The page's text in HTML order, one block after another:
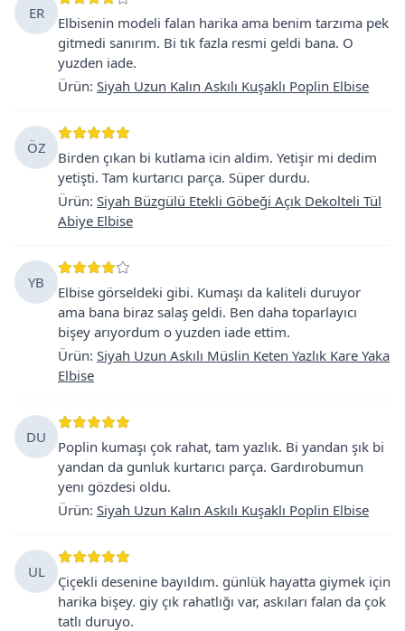
ER
Elbisenin modeli falan harika ama benim tarzıma pek
gitmedi sanırım. Bi tık fazla resmi geldi bana. O
yuzden iade.
Ürün: Siyah Uzun Kalın Askılı Kuşaklı Poplin Elbise
ÖZ
Birden çıkan bi kutlama icin aldim. Yetişir mi dedim
yetişti. Tam kurtarıcı parça. Süper durdu.
Ürün: Siyah Büzgülü Etekli Göbeği Açık Dekolteli Tül
Abiye Elbise
YB
Elbise görseldeki gibi. Kumaşı da kaliteli duruyor
ama bana biraz salaş geldi. Ben daha toparlayıcı
bişey arıyordum o yuzden iade ettim.
Ürün: Siyah Uzun Askılı Müslin Keten Yazlık Kare Yaka
Elbise
DU
Poplin kumaşı çok rahat, tam yazlık. Bi yandan şık bi
yandan da gunluk kurtarıcı parça. Gardırobumun
yenı gözdesi oldu.
Ürün: Siyah Uzun Kalın Askılı Kuşaklı Poplin Elbise
UL
Çiçekli desenine bayıldım. günlük hayatta giymek için
harika bişey. giy çık rahatlığı var, askıları falan da çok
tatlı duruyo.